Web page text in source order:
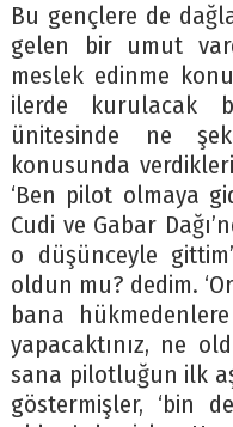
Bu gençlere de
gelen bir umut
meslek edinme
ilerde kurulacak
ünitesinde ne
konusunda
‘Ben pilot olmaya
Cudi ve Gabar
o düşünceyle
oldun mu? dedim.
bana
yapacaktınız, ne
sana pilotluğun ilk
göstermişler, ‘bin